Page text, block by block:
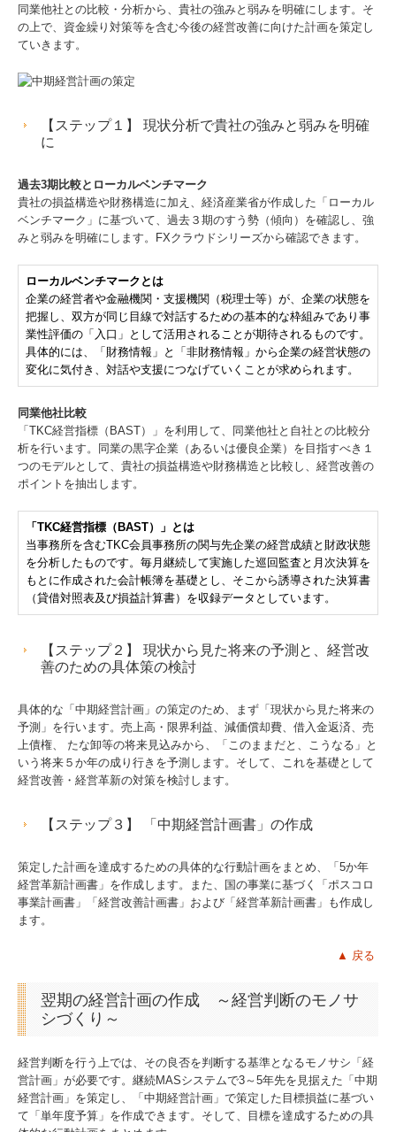
同業他社との比較・分析から、貴社の強みと弱みを明確にします。そ
の上で、資金繰り対策等を含む今後の経営改善に向けた計画を策定し
ていきます。
【ステップ１】 現状分析で貴社の強みと弱みを明確
に
過去3期比較とローカルベンチマーク
貴社の損益構造や財務構造に加え、経済産業省が作成した「ローカル
ベンチマーク」に基づいて、過去３期のすう勢（傾向）を確認し、強
みと弱みを明確にします。FXクラウドシリーズから確認できます。
ローカルベンチマークとは
企業の経営者や金融機関・支援機関（税理士等）が、企業の状態を
把握し、双方が同じ目線で対話するための基本的な枠組みであり事
業性評価の「入口」として活用されることが期待されるものです。
具体的には、「財務情報」と「非財務情報」から企業の経営状態の
変化に気付き、対話や支援につなげていくことが求められます。
同業他社比較
「TKC経営指標（BAST）」を利用して、同業他社と自社との比較分
析を行います。同業の黒字企業（あるいは優良企業）を目指すべき１
つのモデルとして、貴社の損益構造や財務構造と比較し、経営改善の
ポイントを抽出します。
「TKC経営指標（BAST）」とは
当事務所を含むTKC会員事務所の関与先企業の経営成績と財政状態
を分析したものです。毎月継続して実施した巡回監査と月次決算を
もとに作成された会計帳簿を基礎とし、そこから誘導された決算書
（貸借対照表及び損益計算書）を収録データとしています。
【ステップ２】 現状から見た将来の予測と、経営改
善のための具体策の検討
具体的な「中期経営計画」の策定のため、まず「現状から見た将来の
予測」を行います。売上高・限界利益、減価償却費、借入金返済、売
上債権、 たな卸等の将来見込みから、「このままだと、こうなる」と
いう将来５か年の成り行きを予測します。そして、これを基礎として
経営改善・経営革新の対策を検討します。
【ステップ３】 「中期経営計画書」の作成
策定した計画を達成するための具体的な行動計画をまとめ、「5か年
経営革新計画書」を作成します。また、国の事業に基づく「ポスコロ
事業計画書」「経営改善計画書」および「経営革新計画書」も作成し
ます。
▲ 戻る
翌期の経営計画の作成 ～経営判断のモノサ
シづくり～
経営判断を行う上では、その良否を判断する基準となるモノサシ「経
営計画」が必要です。継続MASシステムで3～5年先を見据えた「中期
経営計画」を策定し、「中期経営計画」で策定した目標損益に基づい
て「単年度予算」を作成できます。そして、目標を達成するための具